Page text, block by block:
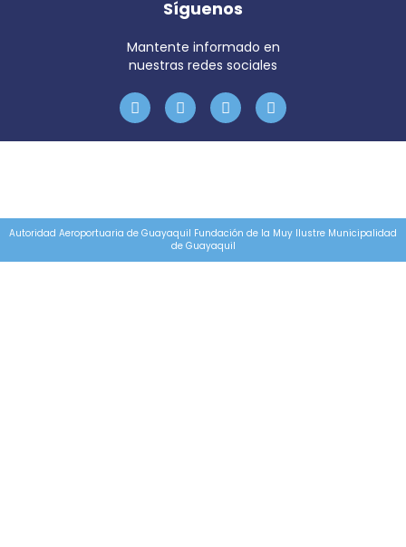
Síguenos
Mantente informado en
nuestras redes sociales
Autoridad Aeroportuaria de Guayaquil Fundación de la Muy Ilustre Municipalidad
de Guayaquil